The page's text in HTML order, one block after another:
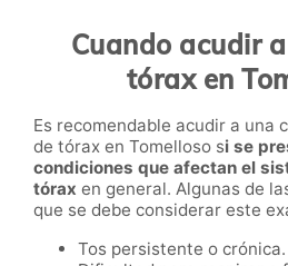
Cuando acudir
tórax en
Es recomendable acudir a una
de tórax en Tomelloso si se
condiciones que afectan el
tórax en general. Algunas de
que se debe considerar este
Tos persistente o crónica.